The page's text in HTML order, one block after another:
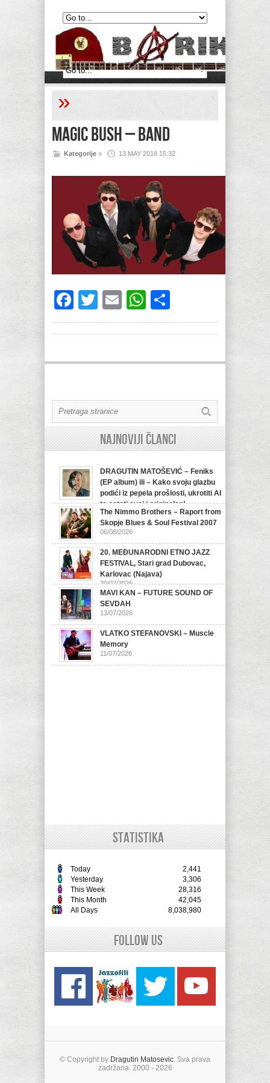
»
Magic Bush – Band
13.MAY 2018 15:32
Kategorije »
Facebook
Twitter
EmailWhatsApp
Najnoviji članci
DRAGUTIN MATOŠEVIĆ – Feniks
(EP album) ili – Kako svoju glazbu
podići iz pepela prošlosti, ukrotiti AI
te ostati svoj i originalan!
07/08/2026
The Nimmo Brothers – Raport from
Skopje Blues & Soul Festival 2007
06/08/2026
20. MEĐUNARODNI ETNO JAZZ
FESTIVAL, Stari grad Dubovac,
Karlovac (Najava)
20/07/2026
MAVI KAN – FUTURE SOUND OF
SEVDAH
13/07/2026
VLATKO STEFANOVSKI – Muscle
Memory
11/07/2026
STATISTIKA
Today
2,441
Yesterday
3,306
This Week
28,316
This Month
42,045
All Days
8,038,980
Follow Us
© Copyright by Dragutin Matosevic. Sva prava
zadržana. 2000 - 2026